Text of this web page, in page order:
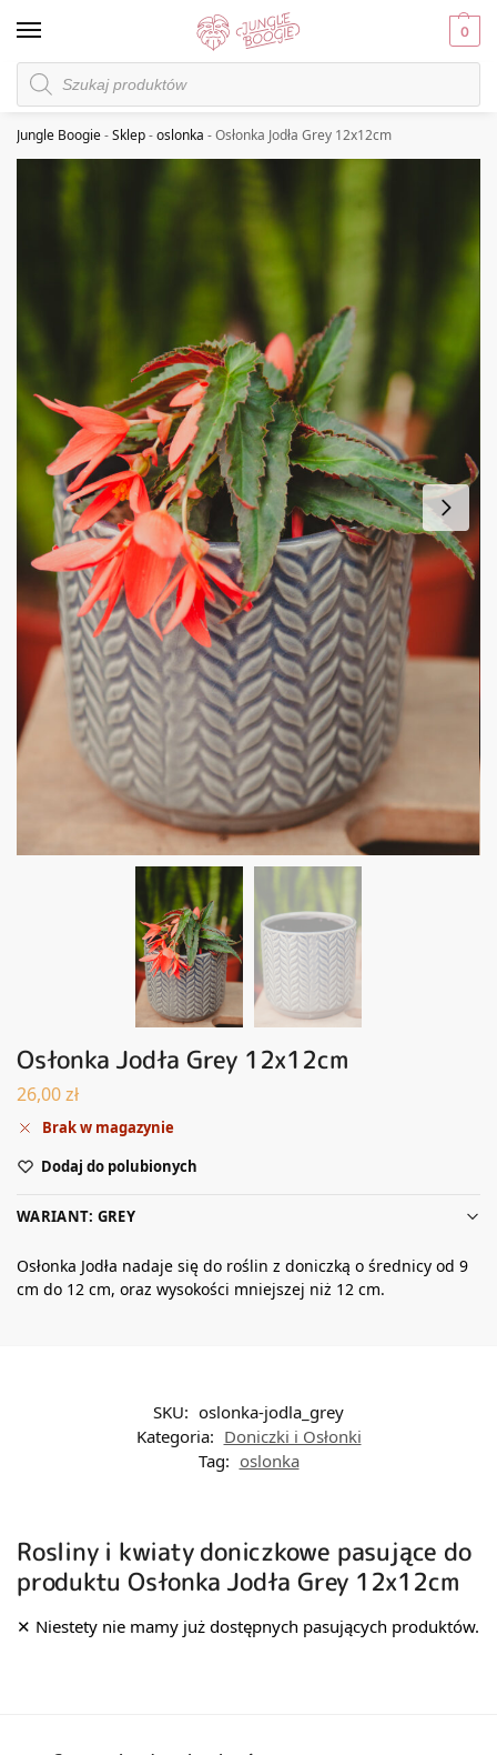
0
Jungle Boogie-Sklep-oslonka -Osłonka Jodła Grey 12x12cm
Osłonka Jodła Grey 12x12cm
26,00zł
Brak w magazynie
Dodaj do polubionych
WARIANT: GREY
Osłonka Jodła nadaje się do roślin z doniczką o średnicy od 9
cm do 12 cm, oraz wysokości mniejszej niż 12 cm.
SKU: oslonka-jodla_grey
Kategoria: Doniczki i Osłonki
Tag: oslonka
Rosliny i kwiaty doniczkowe pasujące do
produktu Osłonka Jodła Grey 12x12cm